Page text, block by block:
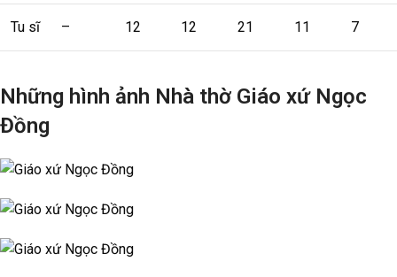
Tu sĩ – 12 12 21 11 7
Những hình ảnh Nhà thờ Giáo xứ Ngọc
Đồng